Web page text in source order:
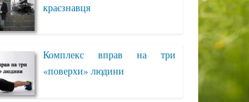
краєзнавця
Комплекс вправ на три
«поверхи» людини